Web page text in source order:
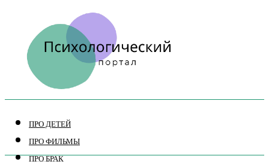
ПРО ДЕТЕЙ
ПРО ФИЛЬМЫ
ПРО БРАК